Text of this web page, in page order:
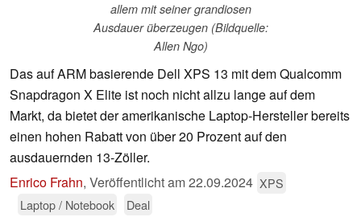
allem mit seiner grandiosen
Ausdauer überzeugen (Bildquelle:
Allen Ngo)
Das auf ARM basierende Dell XPS 13 mit dem Qualcomm
Snapdragon X Elite ist noch nicht allzu lange auf dem
Markt, da bietet der amerikanische Laptop-Hersteller bereits
einen hohen Rabatt von über 20 Prozent auf den
ausdauernden 13-Zöller.
Enrico Frahn, Veröffentlicht am22.09.2024 XPS
Laptop / Notebook
Deal